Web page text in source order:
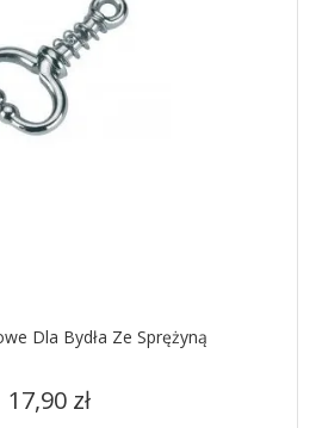
Dla Bydła Ze Sprężyną
Cena
17,90 zł